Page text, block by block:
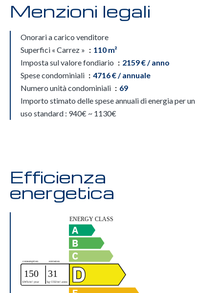
Menzioni legali
Onorari a carico venditore
Superfici « Carrez »
110 m²
Imposta sul valore fondiario
2159 € / anno
Spese condominiali
4716 € / annuale
Numero unità condominiali
69
Importo stimato delle spese annuali di energia per un
uso standard : 940€ ~ 1130€
Efficienza
energetica